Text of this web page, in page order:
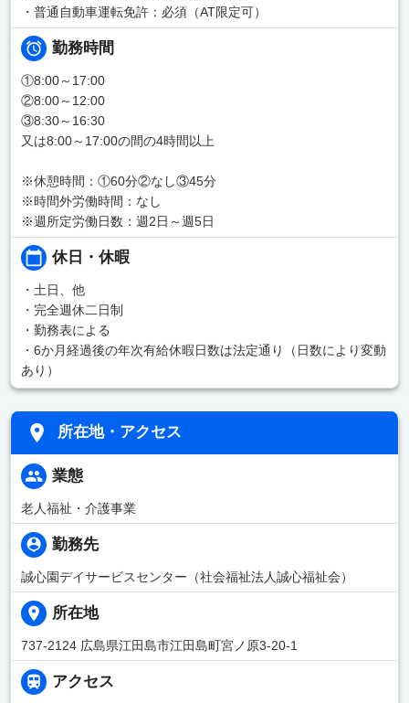
・普通自動車運転免許：必須（AT限定可）
勤務時間
①8:00～17:00
②8:00～12:00
③8:30～16:30
又は8:00～17:00の間の4時間以上
※休憩時間：①60分②なし③45分
※時間外労働時間：なし
※週所定労働日数：週2日～週5日
休日・休暇
・土日、他
・完全週休二日制
・勤務表による
・6か月経過後の年次有給休暇日数は法定通り（日数により変動
あり）
所在地・アクセス
業態
老人福祉・介護事業
勤務先
誠心園デイサービスセンター（社会福祉法人誠心福祉会）
所在地
737-2124 広島県江田島市江田島町宮ノ原3-20-1
アクセス